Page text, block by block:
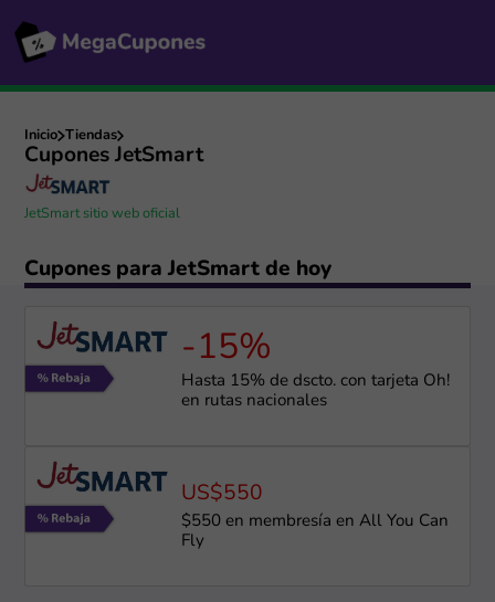
Inicio Tiendas
Cupones JetSmart
JetSmart sitio web oficial
Cupones para JetSmart de hoy
-15%
Hasta 15% de dscto. con tarjeta Oh!
en rutas nacionales
US$550
$550 en membresía en All You Can
Fly